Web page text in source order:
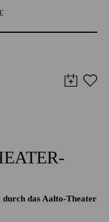
das Aalto-Theater